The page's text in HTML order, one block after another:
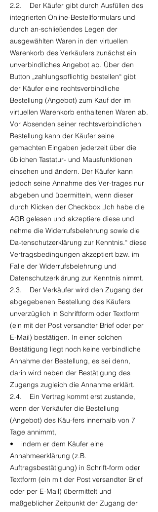
2.2. Der Käufer gibt durch Ausfüllen des
integrierten Online-Bestellformulars und
durch an-schließendes Legen der
ausgewählten Waren in den virtuellen
Warenkorb des Verkäufers zunächst ein
unverbindliches Angebot ab. Über den
Button „zahlungspflichtig bestellen“ gibt
der Käufer eine rechtsverbindliche
Bestellung (Angebot) zum Kauf der im
virtuellen Warenkorb enthaltenen Waren ab.
Vor Absenden seiner rechtsverbindlichen
Bestellung kann der Käufer seine
gemachten Eingaben jederzeit über die
üblichen Tastatur- und Mausfunktionen
einsehen und ändern. Der Käufer kann
jedoch seine Annahme des Ver-trages nur
abgeben und übermitteln, wenn dieser
durch Klicken der Checkbox „Ich habe die
AGB gelesen und akzeptiere diese und
nehme die Widerrufsbelehrung sowie die
Da-tenschutzerklärung zur Kenntnis.“ diese
Vertragsbedingungen akzeptiert bzw. im
Falle der Widerrufsbelehrung und
Datenschutzerklärung zur Kenntnis nimmt.
2.3. Der Verkäufer wird den Zugang der
abgegebenen Bestellung des Käufers
unverzüglich in Schriftform oder Textform
(ein mit der Post versandter Brief oder per
E-Mail) bestätigen. In einer solchen
Bestätigung liegt noch keine verbindliche
Annahme der Bestellung, es sei denn,
darin wird neben der Bestätigung des
Zugangs zugleich die Annahme erklärt.
2.4. Ein Vertrag kommt erst zustande,
wenn der Verkäufer die Bestellung
(Angebot) des Käu-fers innerhalb von 7
Tage annimmt,
• indem er dem Käufer eine
Annahmeerklärung (z.B.
Auftragsbestätigung) in Schrift-form oder
Textform (ein mit der Post versandter Brief
oder per E-Mail) übermittelt und
maßgeblicher Zeitpunkt der Zugang der